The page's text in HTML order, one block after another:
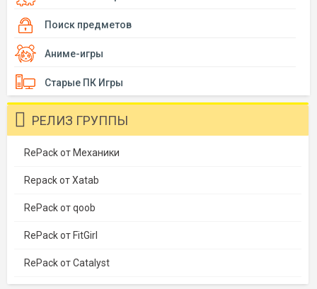
Поиск предметов
Аниме-игры
Старые ПК Игры
РЕЛИЗ ГРУППЫ
RePack от Механики
Repack от Xatab
RePack от qoob
RePack от FitGirl
RePack от Catalyst